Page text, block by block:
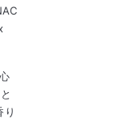
り